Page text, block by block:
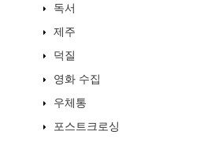
독서
제주
덕질
영화 수집
우체통
포스트크로싱